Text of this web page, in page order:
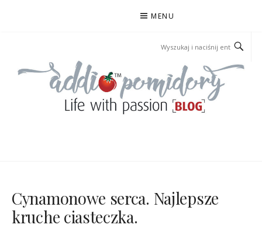
MENU
Cynamonowe serca. Najlepsze
kruche ciasteczka.